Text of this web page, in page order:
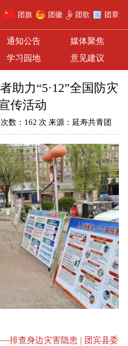
团旗 团徽 团歌 团章
通知公告
媒体聚焦
学习园地 意见建议
助力“5·12”全国防灾
传活动
数：162 次 来源：延寿共青团
排查身边灾害隐患 | 团宾县委